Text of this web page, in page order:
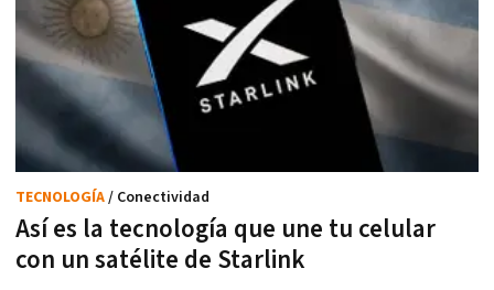
Así es la tecnología que une tu celular
con un satélite de Starlink
TECNOLOGÍA/ Conectividad